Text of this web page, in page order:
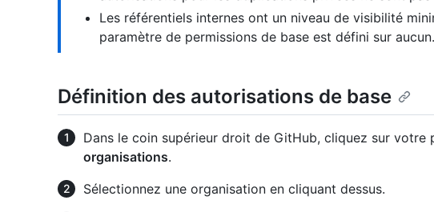
Les référentiels internes ont un niveau de visibilité
paramètre de permissions de base est défini sur aucun.
Définition des autorisations de base
Dans le coin supérieur droit de GitHub, cliquez sur votre
organisations.
Sélectionnez une organisation en cliquant dessus.